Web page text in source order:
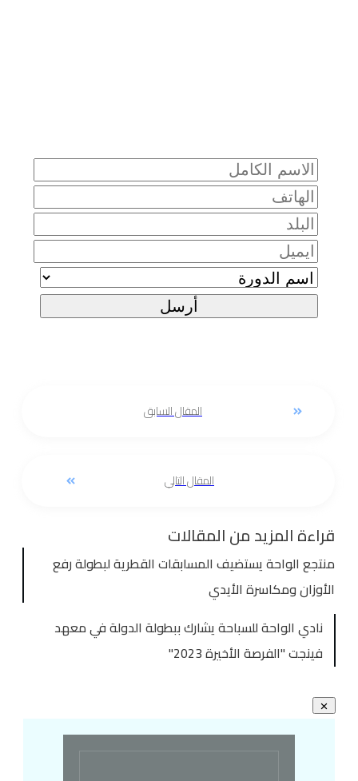
أرسل
المقال السابق
المقال التالي
قراءة المزيد من المقالات
منتجع الواحة يستضيف المسابقات القطرية لبطولة رفع
الأوزان ومكاسرة الأيدي
نادي الواحة للسباحة يشارك ببطولة الدولة في معهد
فينجت "الفرصة الأخيرة 2023"